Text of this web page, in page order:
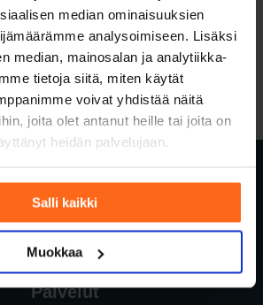
median ominaisuuksien
analysoimiseen. Lisäksi
median, mainosalan ja analytiikka-
tietoja siitä, miten käytät
voivat yhdistää näitä
joita olet antanut heille tai joita on
heidän palvelujaan.
Salli kaikki
Muokkaa
Palvelut